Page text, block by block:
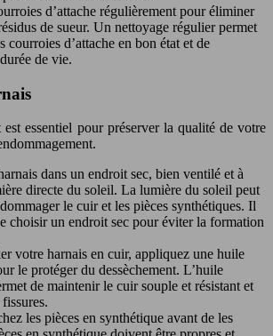
d’attache régulièrement pour éliminer
de sueur. Un nettoyage régulier permet
courroies d’attache en bon état et de
de vie.
est essentiel pour préserver la qualité de votre
dans un endroit sec, bien ventilé et à
directe du soleil. La lumière du soleil peut
le cuir et les pièces synthétiques. Il
choisir un endroit sec pour éviter la formation
votre harnais en cuir, appliquez une huile
le protéger du dessèchement. L’huile
de maintenir le cuir souple et résistant et
les pièces en synthétique avant de les